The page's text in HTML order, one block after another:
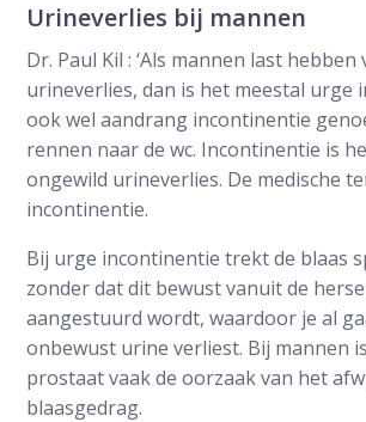
Urineverlies bij mannen
Dr. Paul Kil : ‘Als mannen last hebben
urineverlies, dan is het meestal urge
ook wel aandrang incontinentie
rennen naar de wc. Incontinentie is
ongewild urineverlies. De medische
incontinentie.
Bij urge incontinentie trekt de blaas
zonder dat dit bewust vanuit de
aangestuurd wordt, waardoor je al
onbewust urine verliest. Bij mannen
prostaat vaak de oorzaak van het
blaasgedrag.